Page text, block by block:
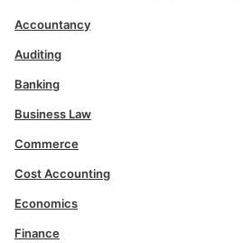
Accountancy
Auditing
Banking
Business Law
Commerce
Cost Accounting
Economics
Finance